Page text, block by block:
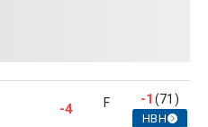
-4 F -1(71)
HBH